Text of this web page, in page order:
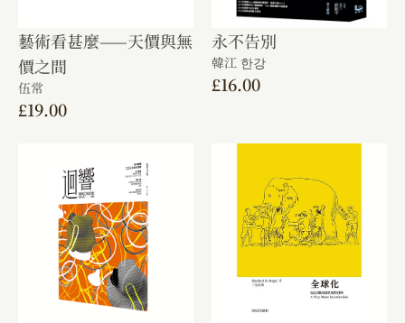
藝術看甚麼——天價與無
價之間
伍常
£19.00
永不告別
韓江 한강
£16.00